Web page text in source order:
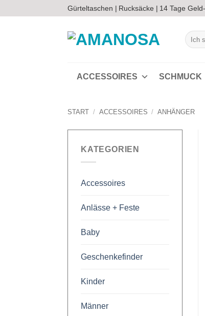
Inhalt
Gürteltaschen | Rucksäcke | 14 Tage
Suchen
nach:
ACCESSOIRES SCHMUCK
START / ACCESSOIRES / ANHÄNGER
KATEGORIEN
Accessoires
Anlässe + Feste
Baby
Geschenkefinder
Kinder
Männer